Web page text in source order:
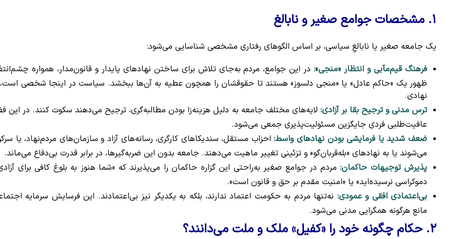
۱. مشخصات جوامع صغیر و نابالغ
یک جامعه صغیر یا نابالغِ سیاسی، بر اساس الگوهای رفتاری مشخصی شناسایی می‌شود:
فرهنگ قیم‌مآبی و انتظار «منجی»:در این جوامع، مردم به‌جای تلاش برای ساختن نهادهای پایدار و قانون‌مدار، همواره
ظهور یک «حاکم عادل» یا «منجی دلسوز» هستند تا حقوقشان را همچون عطیه به آن‌ها ببخشد. سیاست در اینجا شخصی است،
نهادی.
ترس مدنی و ترجیح بقا بر آزادی: لایه‌های مختلف جامعه به دلیل هزینه‌زا بودن مطالبه‌گری، ترجیح می‌دهند سکوت کنند. در این
عافیت‌طلبی فردی جایگزین مسئولیت‌پذیری جمعی می‌شود.
ضعف شدید یا فرمایشی بودن نهادهای واسط:احزاب مستقل، سندیکاهای کارگری، رسانه‌های آزاد و سازمان‌های مردم‌نهاد، یا
می‌شوند یا به نهادهای «بله‌قربان‌گو» و تزئینی تغییر ماهیت می‌دهند. جامعه بدون این ضربه‌گیرها، در برابر قدرت بی‌دفاع می‌ماند.
پذیرش توجیهات حاکمان:مردم در جوامع صغیر به‌راحتی این گزاره حاکمان را می‌پذیرند که «شما هنوز به بلوغ کافی برای
دموکراسی نرسیده‌اید» یا «امنیت مقدم بر حق و قانون است».
بی‌اعتمادی افقی و عمودی: نه‌تنها مردم به حکومت اعتماد ندارند، بلکه به یکدیگر نیز بی‌اعتمادند. این فرسایش سرمایه
مانع هرگونه همگرایی مدنی می‌شود.
۲. حکام چگونه خود را «کفیل» ملک و ملت می‌دانند؟